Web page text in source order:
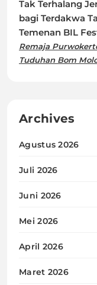
Tak Terhalang
bagi Terdakwa
Temenan BIL
Remaja
Tuduhan Bom
Archives
Agustus 2026
Juli 2026
Juni 2026
Mei 2026
April 2026
Maret 2026